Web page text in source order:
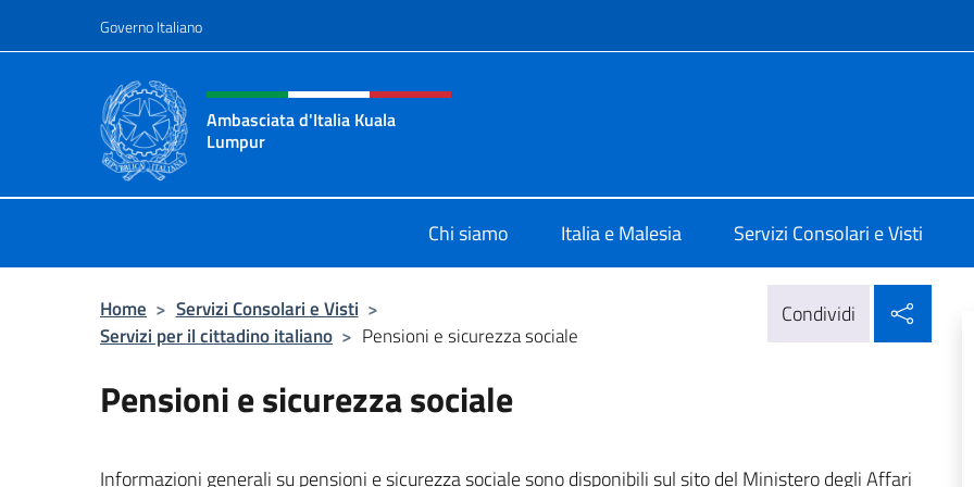
Governo Italiano
Intestazione sito, social e menù
Ambasciata d'Italia Kuala
Lumpur
Chi siamo Italia e Malesia Servizi Consolari e Visti
Home > Servizi Consolari e Visti >
Servizi per il cittadino italiano > Pensioni e sicurezza sociale
Condividi
Pensioni e sicurezza sociale
Informazioni generali su pensioni e sicurezza sociale sono disponibili sul sito del Ministero degli Affari